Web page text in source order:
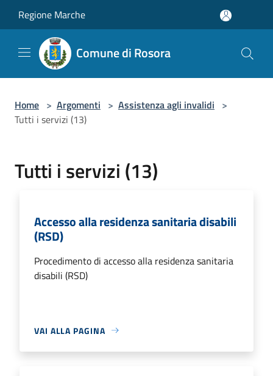
Regione Marche
Comune di Rosora
Home > Argomenti > Assistenza agli invalidi >
Tutti i servizi (13)
Tutti i servizi (13)
Accesso alla residenza sanitaria disabili
(RSD)
Procedimento di accesso alla residenza sanitaria
disabili (RSD)
VAI ALLA PAGINA